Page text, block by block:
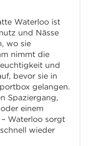
Waterloo ist
und Nässe
wo sie
nimmt die
und
bevor sie in
gelangen.
Spaziergang,
einem
Waterloo sorgt
wieder